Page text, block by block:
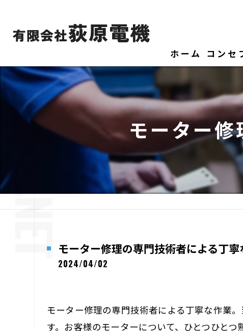
ホーム コンセ
モーター
モーター修理の専門技術者による丁
2024/04/02
モーター修理の専門技術者による丁寧な作業
す。お客様のモーターについて、ひとつひと